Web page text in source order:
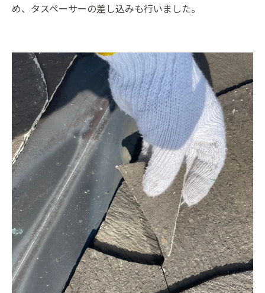
め、タスペーサーの差し込みも行いました。